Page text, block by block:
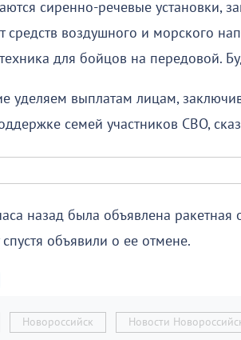
сиренно-речевые установки,
средств воздушного и морского
для бойцов на передовой.
уделяем выплатам лицам,
семей участников СВО,
назад была объявлена
объявили о ее отмене.
Новороссийск Новости